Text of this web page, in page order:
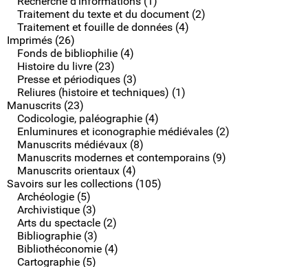
Traitement du texte et du document (2)
Traitement et fouille de données (4)
Imprimés (26)
Fonds de bibliophilie (4)
Histoire du livre (23)
Presse et périodiques (3)
Reliures (histoire et techniques) (1)
Manuscrits (23)
Codicologie, paléographie (4)
Enluminures et iconographie médiévales (2)
Manuscrits médiévaux (8)
Manuscrits modernes et contemporains (9)
Manuscrits orientaux (4)
Savoirs sur les collections (105)
Archéologie (5)
Archivistique (3)
Arts du spectacle (2)
Bibliographie (3)
Bibliothéconomie (4)
Cartographie (5)